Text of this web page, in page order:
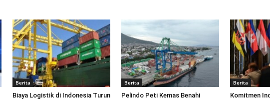
Berita
Biaya Logistik di Indonesia Turun
Berita
Pelindo Peti Kemas Benahi
Berita
Komitmen